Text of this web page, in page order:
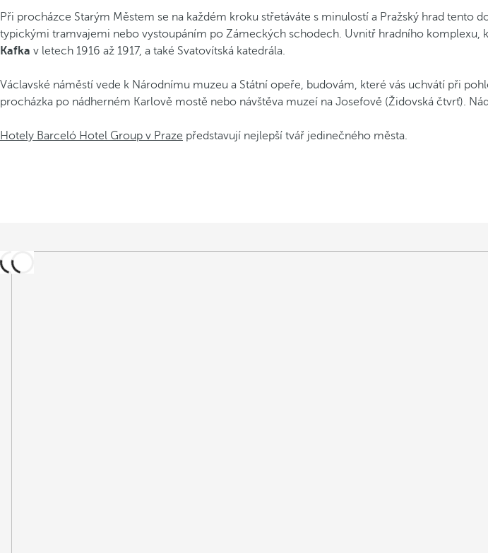
Při procházce Starým Městem se na každém kroku střetáváte s minulostí a Pražský hrad
typickými tramvajemi nebo vystoupáním po Zámeckých schodech. Uvnitř hradního komplexu,
Kafka v letech 1916 až 1917, a také Svatovítská katedrála.
Václavské náměstí vede k Národnímu muzeu a Státní opeře, budovám, které vás uchvátí při
procházka po nádherném Karlově mostě nebo návštěva muzeí na Josefově (Židovská čtvrť).
Hotely Barceló Hotel Group v Praze představují nejlepší tvář jedinečného města.